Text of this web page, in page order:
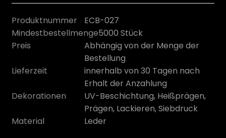
Produktnummer
ECB-027
Mindestbestellmenge5000 Stück
Preis
Abhängig von der Menge der
Bestellung
Lieferzeit
innerhalb von 30 Tagen nach
Erhalt der Anzahlung
Dekorationen
UV-Beschichtung, Heißprägen,
Prägen, Lackieren, Siebdruck
Material
Leder